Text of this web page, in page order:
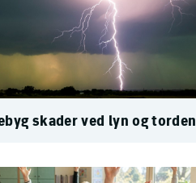
skader ved lyn og torden